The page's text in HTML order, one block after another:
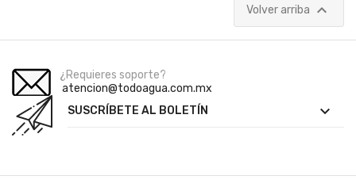
Volver arriba 
¿Requieres soporte?
atencion@todoagua.com.mx
SUSCRÍBETE AL BOLETÍN
